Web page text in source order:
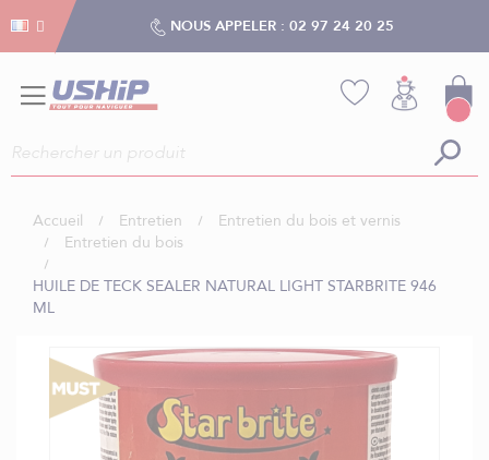
NOUS APPELER : 02 97 24 20 25
Accueil Entretien
Entretien du bois et vernis
Entretien du bois
HUILE DE TECK SEALER NATURAL LIGHT STARBRITE 946
ML
Skip
to
the
end
Gestion des cookies
Gestion des cookies